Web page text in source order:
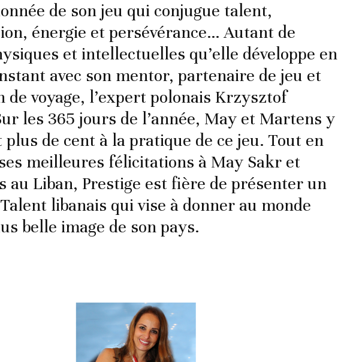
de son jeu qui conjugue talent,
énergie et persévérance… Autant de
et intellectuelles qu’elle développe en
avec son mentor, partenaire de jeu et
de voyage, l’expert polonais Krzysztof
les 365 jours de l’année, May et Martens y
plus de cent à la pratique de ce jeu. Tout en
meilleures félicitations à May Sakr et
au Liban, Prestige est fière de présenter un
libanais qui vise à donner au monde
belle image de son pays.